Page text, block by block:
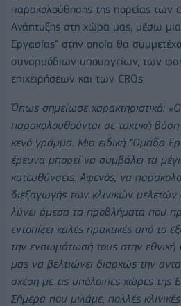
παρακολούθησης της πορείας των
Ανάπτυξης στη χώρα μας, μέσω
Εργασίας” στην οποία θα
συναρμόδιων υπουργείων, των
επιχειρήσεων και των CROs.
Όπως σημείωσε χαρακτηριστικά:
παρακολουθούνται σε τακτική
κενό γράμμα. Μια ειδική “Ομάδα
έρευνα μπορεί να συμβάλει τα
κατευθύνσεις. Αφενός, να
διεξαγωγής των κλινικών
λύνει άμεσα τα προβλήματα που
εντοπίζει καλές πρακτικές από το
την ενσωμάτωσή τους στην
μας να βελτιώνει διαρκώς την
σχέση με τις υπόλοιπες χώρες της
Σήμερα που μιλάμε, πολλές